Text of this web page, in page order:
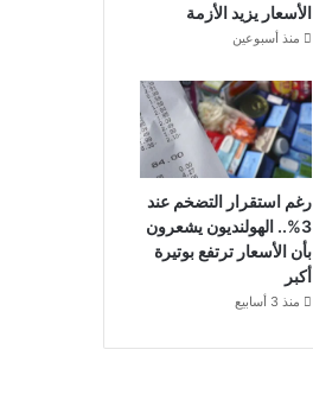
الأسعار يزيد الأزمة
منذ أسبوعين
رغم استقرار التضخم عند
3%.. الهولنديون يشعرون
بأن الأسعار ترتفع بوتيرة
أكبر
منذ 3 أسابيع